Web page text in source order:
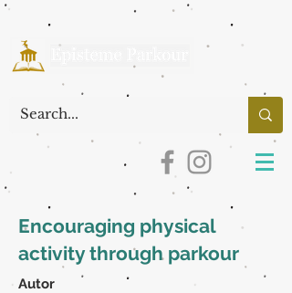
Encouraging physical
activity through parkour
Autor